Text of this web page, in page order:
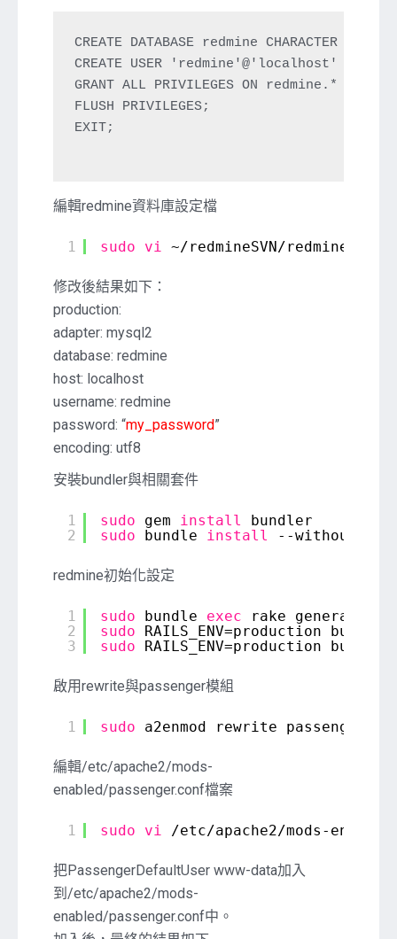
CREATE DATABASE redmine CHARACTER SET
CREATE USER 'redmine'@'localhost'
GRANT ALL PRIVILEGES ON redmine.* TO
FLUSH PRIVILEGES;
EXIT;
編輯redmine資料庫設定檔
1 sudo vi ~/redmineSVN/redmine2
修改後結果如下：
production:
adapter: mysql2
database: redmine
host: localhost
username: redmine
password: “my_password”
encoding: utf8
安裝bundler與相關套件
1
2
sudo gem install
bundler
sudo
bundle install --without
redmine初始化設定
1
2
3
sudo bundle exec
rake
sudo
RAILS_ENV=production bundle
sudo
RAILS_ENV=production bundle
啟用rewrite與passenger模組
1 sudo a2enmod rewrite passenger
編輯/etc/apache2/mods-
enabled/passenger.conf檔案
1 sudo vi /etc/apache2/mods-
把PassengerDefaultUser www-data加入
到/etc/apache2/mods-
enabled/passenger.conf中。